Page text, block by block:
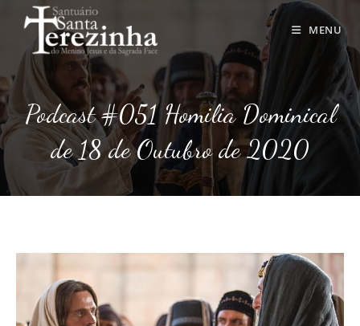
para
conteúdo
MENU
Podcast #051 Homilia Dominical
de 18 de Outubro de 2020